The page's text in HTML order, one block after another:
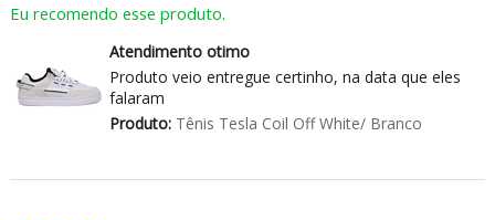
Eu recomendo esse produto.
Atendimento otimo
Produto veio entregue certinho, na data que eles
falaram
Produto:Tênis Tesla Coil Off White/ Branco